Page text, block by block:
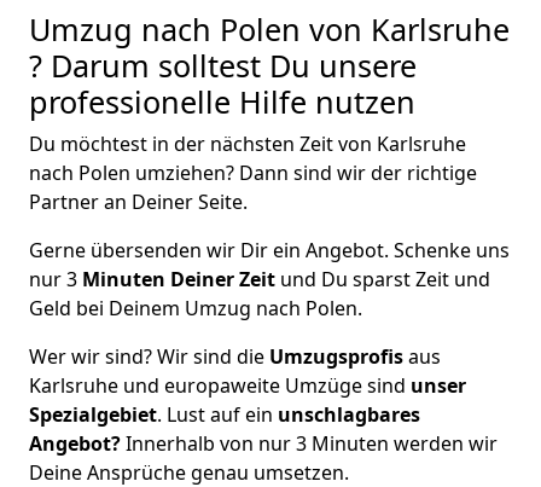
Umzug nach Polen von Karlsruhe
? Darum solltest Du unsere
professionelle Hilfe nutzen
Du möchtest in der nächsten Zeit von Karlsruhe
nach Polen umziehen? Dann sind wir der richtige
Partner an Deiner Seite.
Gerne übersenden wir Dir ein Angebot. Schenke uns
nur3 Minuten Deiner Zeit und Du sparst Zeit und
Geld bei Deinem Umzug nach Polen.
Wer wir sind? Wir sind die Umzugsprofisaus
Karlsruhe und europaweite Umzüge sind unser
Spezialgebiet. Lust auf ein unschlagbares
Angebot?Innerhalb von nur3 Minuten werden wir
Deine Ansprüche genau umsetzen.